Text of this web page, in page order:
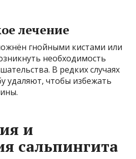
лечение
гнойными кистами или
необходимость
В редких случаях
удаляют, чтобы избежать
и
сальпингита